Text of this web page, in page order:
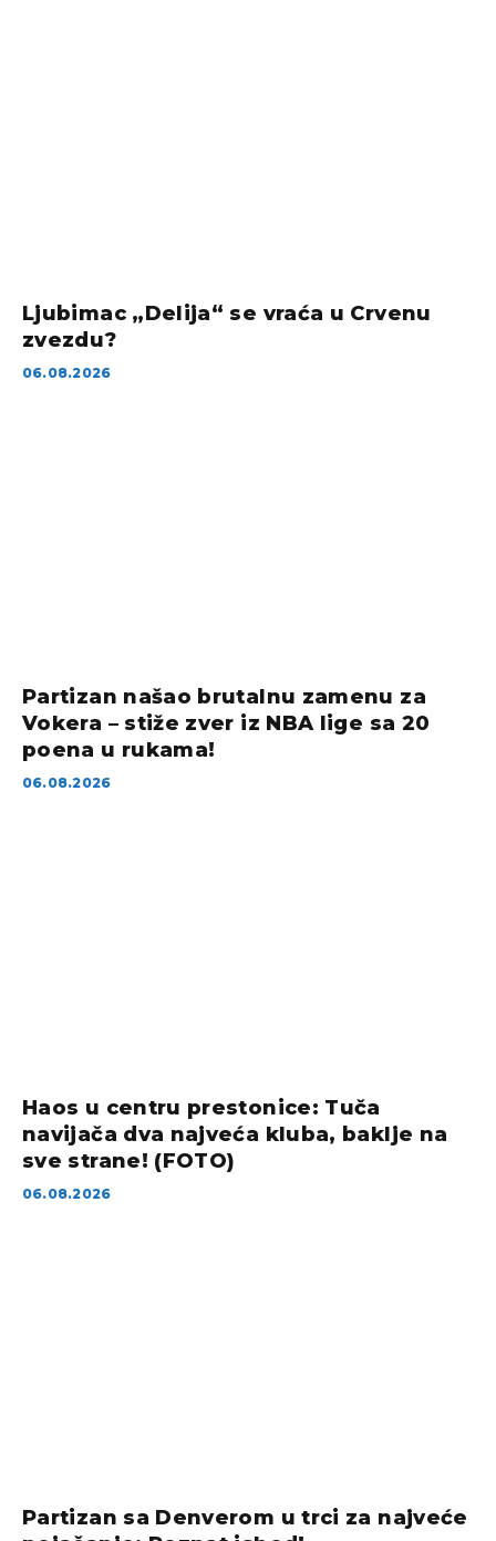
Ljubimac „Delija“ se vraća u Crvenu
zvezdu?
06.08.2026
Partizan našao brutalnu zamenu za
Vokera – stiže zver iz NBA lige sa 20
poena u rukama!
06.08.2026
Haos u centru prestonice: Tuča
navijača dva najveća kluba, baklje na
sve strane! (FOTO)
06.08.2026
Partizan sa Denverom u trci za najveće